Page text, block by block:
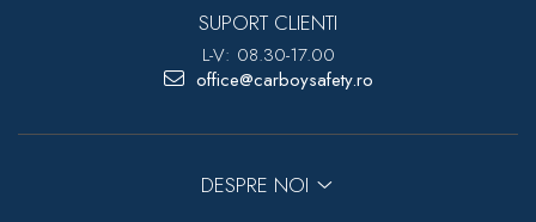
SUPORT CLIENTI
L-V: 08.30-17.00
office@carboysafety.ro
DESPRE NOI